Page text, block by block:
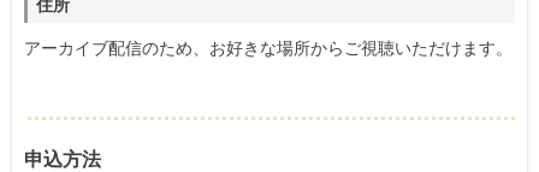
住所
アーカイブ配信のため、お好きな場所からご視聴いただけます。
申込方法